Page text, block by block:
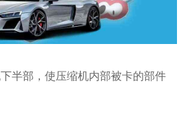
半部，使压缩机内部被卡的部件